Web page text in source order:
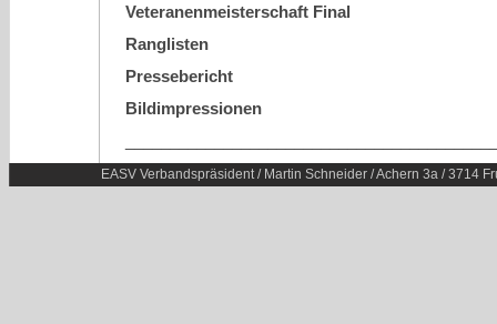
Veteranenmeisterschaft Final
Ranglisten
Pressebericht
Bildimpressionen
EASV Verbandspräsident / Martin Schneider / Achern 3a / 3714